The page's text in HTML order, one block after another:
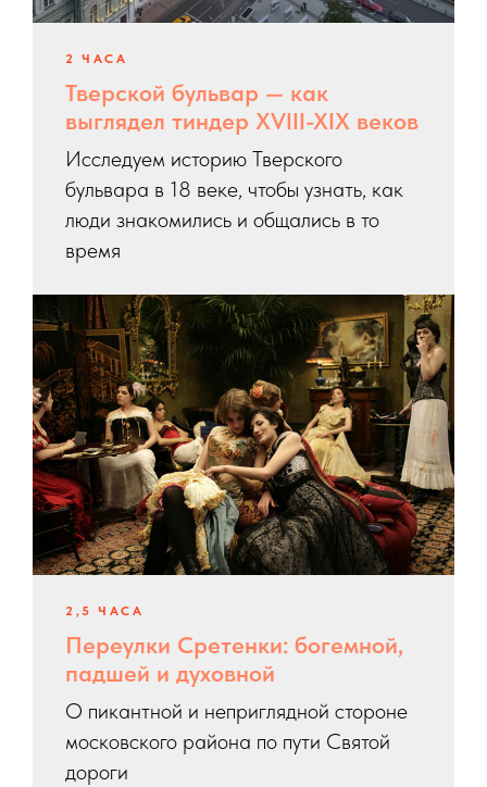
2 ЧАСА
Тверской бульвар — как
выглядел тиндер XVIII-XIX веков
Исследуем историю Тверского
бульвара в 18 веке, чтобы узнать, как
люди знакомились и общались в то
время
2,5 ЧАСА
Переулки Сретенки: богемной,
падшей и духовной
О пикантной и неприглядной стороне
московского района по пути Святой
дороги